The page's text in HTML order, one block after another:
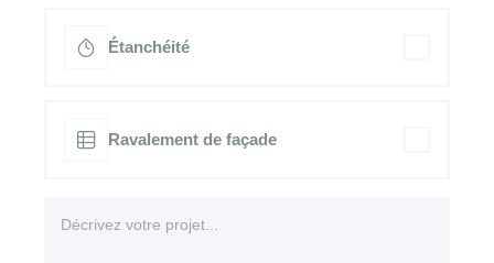
Étanchéité
Ravalement de façade